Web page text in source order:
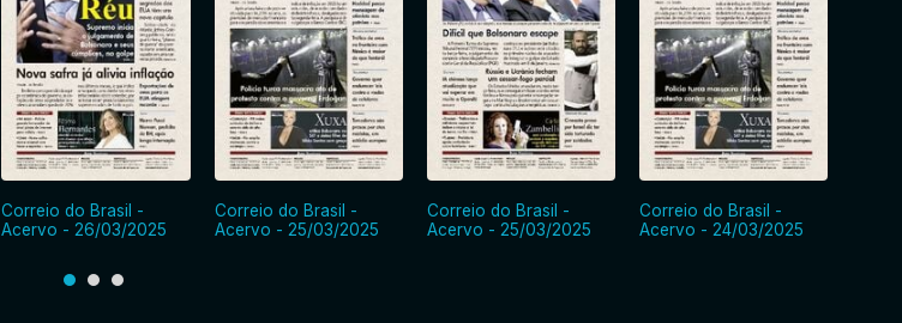
Correio do Brasil -
Acervo - 26/03/2025
Correio do Brasil -
Acervo - 25/03/2025
Correio do Brasil -
Acervo - 25/03/2025
Correio do Brasil -
Acervo - 24/03/2025